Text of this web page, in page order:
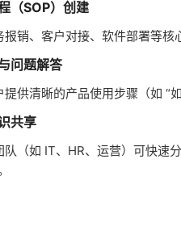
（SOP）创建
报销、客户对接、软件部署等核
问题解答
提供清晰的产品使用步骤（如 “
共享
队（如 IT、HR、运营）可快速